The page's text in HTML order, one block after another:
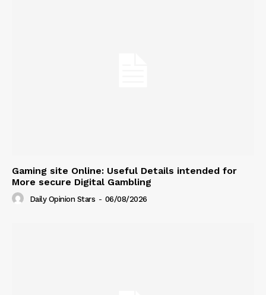
Gaming site Online: Useful Details intended for
More secure Digital Gambling
Daily Opinion Stars - 06/08/2026